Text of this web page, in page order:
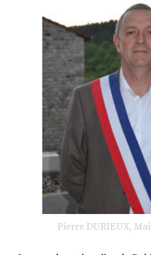
Pierre DURIEUX,